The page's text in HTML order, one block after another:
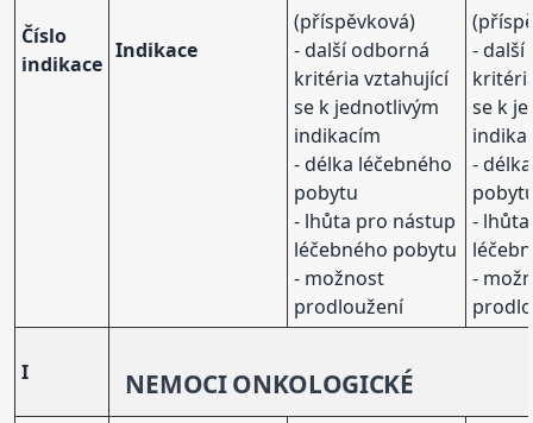
Číslo
indikace
Indikace
(příspěvková)
- další odborná
kritéria vztahující
se k jednotlivým
indikacím
- délka léčebného
pobytu
- lhůta pro nástup
léčebného pobytu
- možnost
prodloužení
- další
se k
-
-
-
I NEMOCI ONKOLOGICKÉ